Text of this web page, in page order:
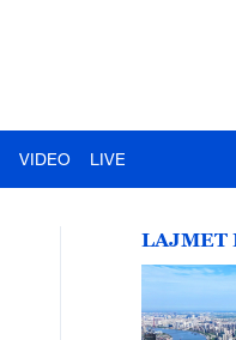
VIDEO LIVE
LAJMET